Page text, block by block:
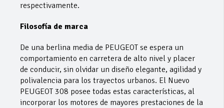
respectivamente.
Filosofía de marca
De una berlina media de PEUGEOT se espera un
comportamiento en carretera de alto nivel y placer
de conducir, sin olvidar un diseño elegante, agilidad y
polivalencia para los trayectos urbanos. El Nuevo
PEUGEOT 308 posee todas estas características, al
incorporar los motores de mayores prestaciones de la